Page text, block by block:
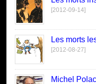
[2012-09-14]
Les morts
[2012-08-27]
Michel